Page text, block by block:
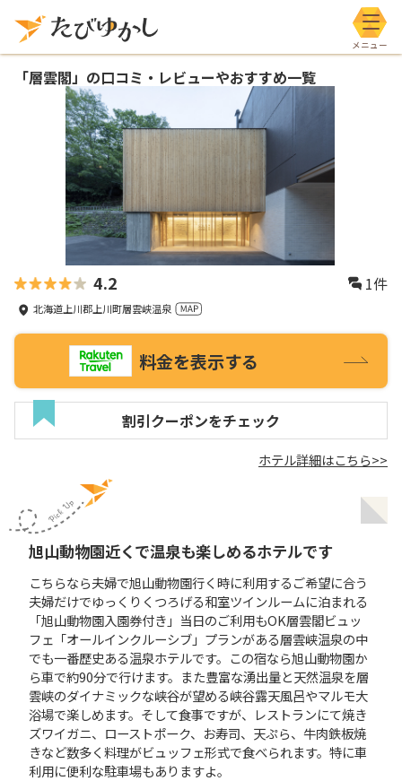
メニ
「層雲閣」の口コミ・レビューやおすすめ一覧
4.2 1件
北海道上川郡上川町層雲峡温泉
料金を表示する
割引クーポンをチェック
ホテル詳細はこちら>>
旭山動物園近くで温泉も楽しめるホテルです
こちらなら夫婦で旭山動物園行く時に利用するご希望に合う
夫婦だけでゆっくりくつろげる和室ツインルームに泊まれる
「旭山動物園入園券付き」当日のご利用もOK層雲閣ビュッ
フェ「オールインクルーシブ」プランがある層雲峡温泉の中
でも一番歴史ある温泉ホテルです。この宿なら旭山動物園か
ら車で約90分で行けます。また豊富な湧出量と天然温泉を層
雲峡のダイナミックな峡谷が望める峡谷露天風呂やマルモ大
浴場で楽しめます。そして食事ですが、レストランにて焼き
ズワイガニ、ローストポーク、お寿司、天ぷら、牛肉鉄板焼
きなど数多く料理がビュッフェ形式で食べられます。特に車
利用に便利な駐車場もありますよ。